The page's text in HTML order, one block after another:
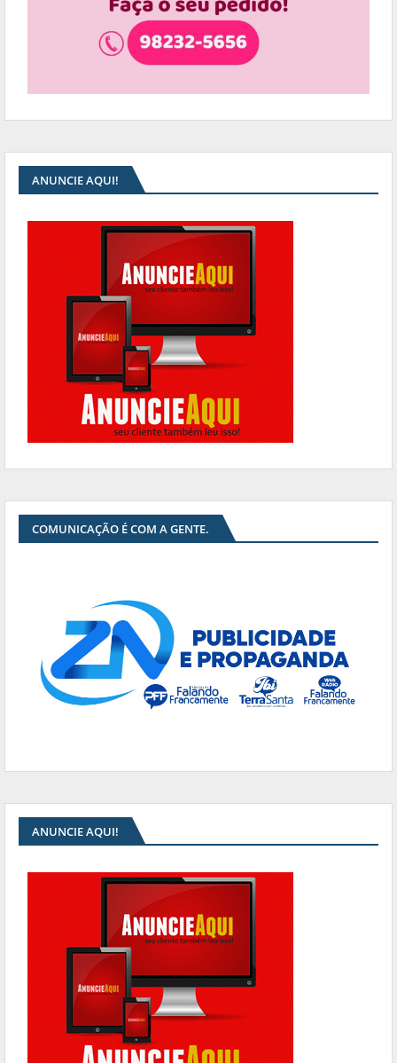
ANUNCIE AQUI!
COMUNICAÇÃO É COM A GENTE.
ANUNCIE AQUI!